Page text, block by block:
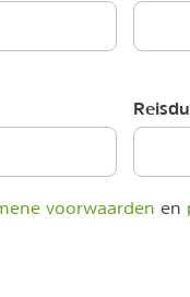
voorwaarden en